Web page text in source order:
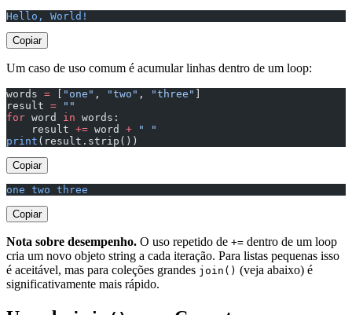
Hello, World!
Copiar
Um caso de uso comum é acumular linhas dentro de um loop:
words = "one" , "two" , "three"
result = ""
for word in words:
    result
+= word + " "
print (result.strip())
Copiar
one two three
Copiar
Nota sobre desempenho. O uso repetido de += dentro de um loop
cria um novo objeto string a cada iteração. Para listas pequenas isso
é aceitável, mas para coleções grandes join() (veja abaixo) é
significativamente mais rápido.